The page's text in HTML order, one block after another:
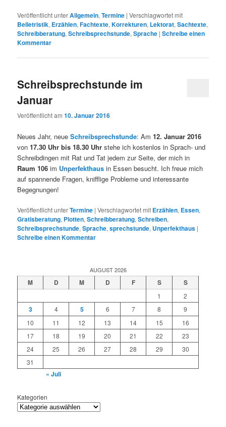
Veröffentlicht unterAllgemein,Termine |Verschlagwortet mit
Belletristik, Erzählen,Fachtexte,Korrekturen, Lektorat,Sachtexte,
Schreibberatung,Schreibsprechstunde,Sprache |Schreibe einen
Kommentar
Schreibsprechstunde im
Januar
Veröffentlicht am10. Januar 2016
Neues Jahr, neueSchreibsprechstunde: Am12. Januar 2016
von17.30 Uhr bis 18.30 Uhr stehe ich kostenlos in Sprach- und
Schreibdingen mit Rat und Tat jedem zur Seite, der mich in
Raum 106 im Unperfekthaus in Essen besucht. Ich freue mich
auf spannende Fragen, knifflige Probleme und interessante
Begegnungen!
Veröffentlicht unterTermine |Verschlagwortet mit Erzählen, Essen,
Gratisberatung, Plotten,Schreibberatung,Schreiben,
Schreibsprechstunde,Sprache,sprechstunde, Unperfekthaus |
Schreibe einen Kommentar
AUGUST 2026
M D M D F S S
1 2
3 4 5 6 7 8
9
10
11 12 13 14 15
16
17
18 19 20 21 22
23
24
25 26 27 28 29
30
31
« Juli
Kategorien